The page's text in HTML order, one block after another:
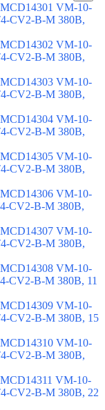
VM-10-
CV2-B-M 380В,
VM-10-
CV2-B-M 380В,
VM-10-
CV2-B-M 380В,
VM-10-
CV2-B-M 380В,
VM-10-
CV2-B-M 380В,
VM-10-
CV2-B-M 380В,
VM-10-
CV2-B-M 380В,
VM-10-
CV2-B-M 380В, 11
VM-10-
CV2-B-M 380В, 15
VM-10-
CV2-B-M 380В,
VM-10-
CV2-B-M 380В, 22